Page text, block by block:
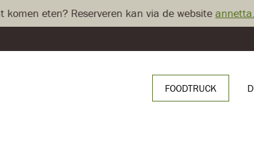
eten? Reserveren kan via de websiteannetta.be
FOODTRUCK